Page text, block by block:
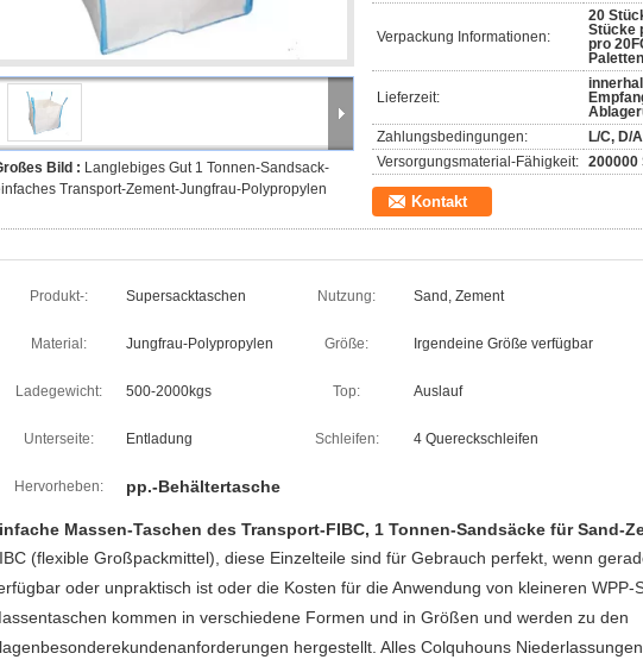
Bild : Langlebiges Gut 1 Tonnen-Sandsack-
Transport-Zement-Jungfrau-Polypropylen
Verpackung Informationen:
20
Stücke
pro
Lieferzeit:
Zahlungsbedingungen:
L/C, D/
Versorgungsmaterial-Fähigkeit: 200000
Kontakt
Produkt-: Supersacktaschen Nutzung: Sand, Zement
Material: Jungfrau-Polypropylen Größe: Irgendeine Größe verfügbar
Ladegewicht: 500-2000kgs Top: Auslauf
Unterseite: Entladung Schleifen: 4 Quereckschleifen
Hervorheben: pp.-Behältertasche
Massen-Taschen des Transport-FIBC, 1 Tonnen-Sandsäcke für Sand-
(flexible Großpackmittel), diese Einzelteile sind für Gebrauch perfekt, wenn
oder unpraktisch ist oder die Kosten für die Anwendung von kleineren WPP-
kommen in verschiedene Formen und in Größen und werden zu den
hergestellt. Alles Colquhouns